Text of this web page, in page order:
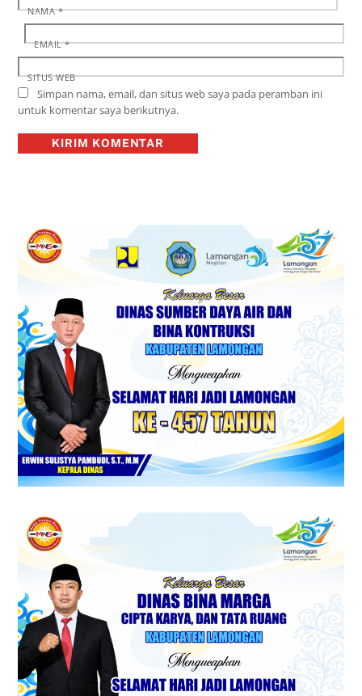
NAMA*
EMAIL*
SITUS WEB
Simpan nama, email, dan situs web saya pada peramban ini
untuk komentar saya berikutnya.